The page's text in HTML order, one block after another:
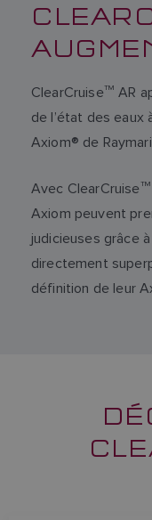
ClearCruiseTM AR
de l’état des eaux
Axiom® de
Avec ClearCruise TM
Axiom peuvent
judicieuses grâce
directement
définition de leur